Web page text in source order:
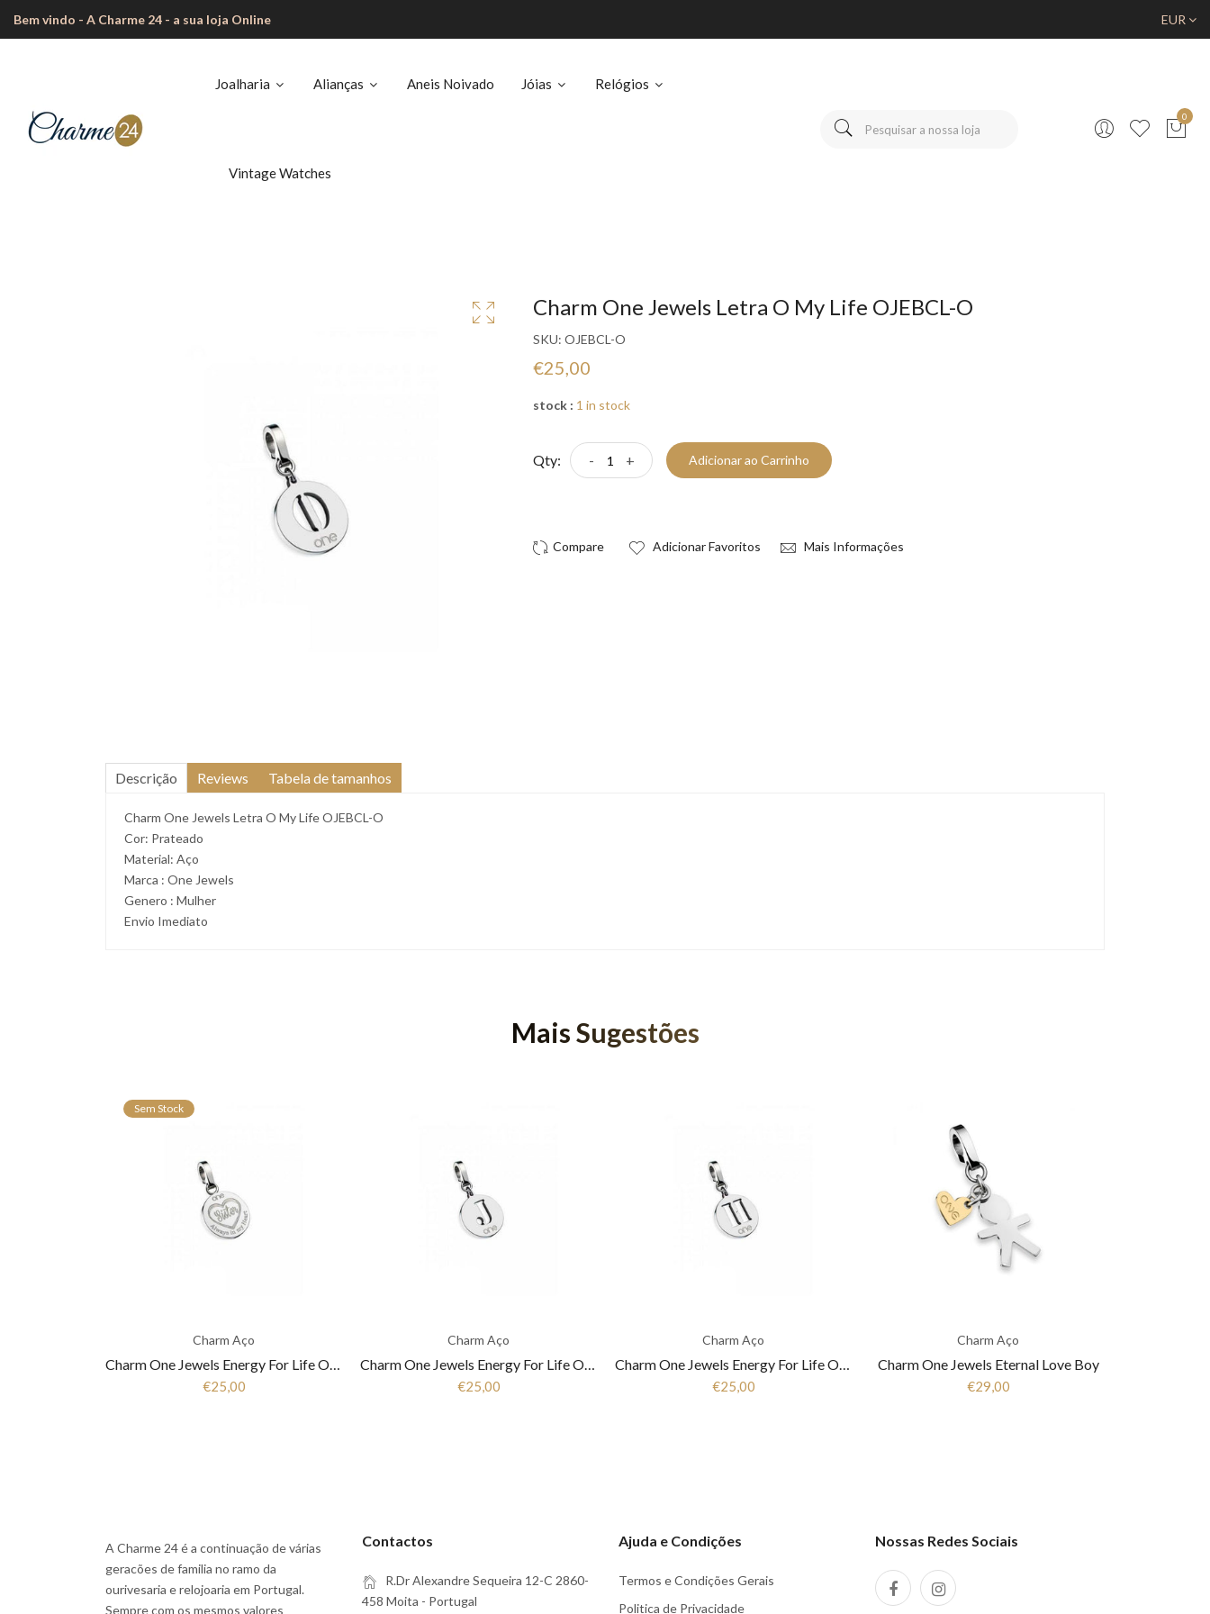
Bem vindo - A Charme 24 - a sua loja Online EUR
Joalharia Alianças Aneis Noivado Jóias Relógios
Vintage Watches
0
Charm One Jewels Letra O My Life OJEBCL-O
SKU: OJEBCL-O
€25,00
stock : 1 in stock
Qty: - + Adicionar ao Carrinho
Adicionar Favoritos Mais Informações
Descrição Reviews Tabela de tamanhos
Charm One Jewels Letra O My Life OJEBCL-O
Cor: Prateado
Material: Aço
Marca : One Jewels
Genero : Mulher
Envio Imediato
Mais Sugestões
Sem Stock
Charm Aço
Charm One Jewels Energy For Life OJEBC050
€25,00
Charm Aço
Charm One Jewels Energy For Life OJEBCL-J
€25,00
Charm Aço
Charm One Jewels Energy For Life OJEBCL-H
€25,00
Charm Aço
Charm One Jewels Eternal Love Boy
€29,00
A Charme 24 é a continuação de várias
geracões de familia no ramo da
ourivesaria e relojoaria em Portugal.
Sempre com os mesmos valores
Contactos
R.Dr Alexandre Sequeira 12-C 2860-
458 Moita - Portugal
Ajuda e Condições
Termos e Condições Gerais
Politica de Privacidade
Nossas Redes Sociais